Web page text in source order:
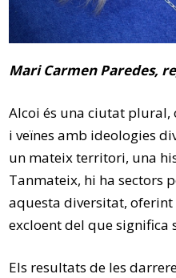
Mari Carmen Paredes,
Alcoi és una ciutat plural,
i veïnes amb ideologies
un mateix territori, una
Tanmateix, hi ha sectors
aquesta diversitat,
excloent del que significa
Els resultats de les